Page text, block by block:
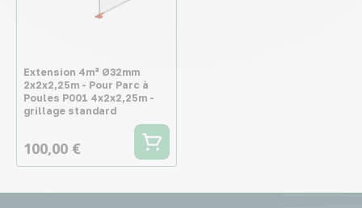
Extension 4m² Ø32mm
2x2x2,25m - Pour Parc à
Poules P001 4x2x2,25m -
grillage standard
100,00 €